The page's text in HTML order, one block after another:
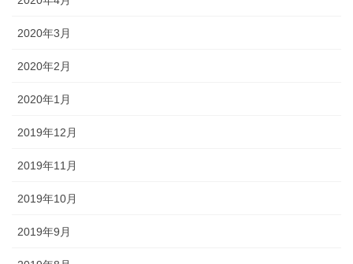
2020年3月
2020年2月
2020年1月
2019年12月
2019年11月
2019年10月
2019年9月